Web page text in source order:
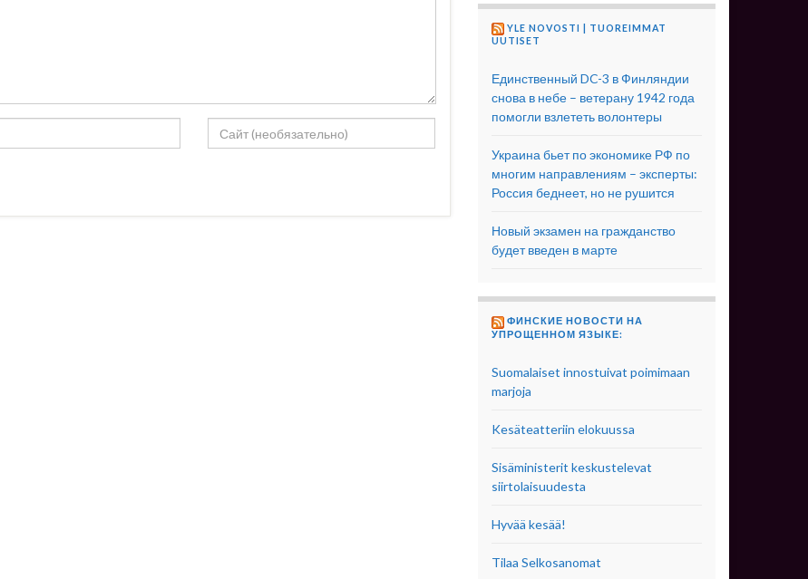
YLE NOVOSTI | TUOREIMMAT
UUTISET
Единственный DC-3 в Финляндии
снова в небе – ветерану 1942 года
помогли взлететь волонтеры
Украина бьет по экономике РФ по
многим направлениям – эксперты:
Россия беднеет, но не рушится
Новый экзамен на гражданство
будет введен в марте
ФИНСКИЕ НОВОСТИ НА
УПРОЩЕННОМ ЯЗЫКЕ:
Suomalaiset innostuivat poimimaan
marjoja
Kesäteatteriin elokuussa
Sisäministerit keskustelevat
siirtolaisuudesta
Hyvää kesää!
Tilaa Selkosanomat